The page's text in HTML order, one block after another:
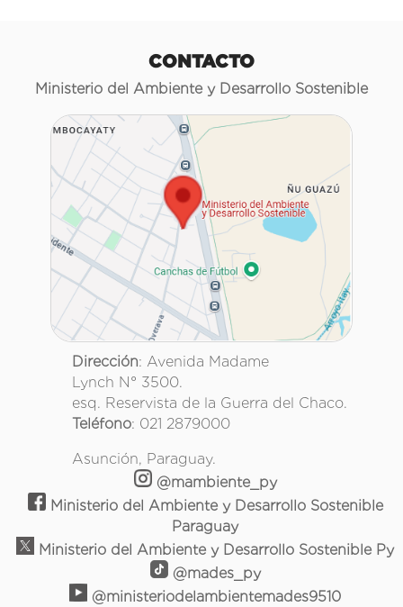
CONTACTO
Ministerio del Ambiente y Desarrollo Sostenible
Dirección: Avenida Madame
Lynch N° 3500.
esq. Reservista de la Guerra del Chaco.
Teléfono: 021 2879000
Asunción, Paraguay.
@mambiente_py
Ministerio del Ambiente y Desarrollo Sostenible
Paraguay
Ministerio del Ambiente y Desarrollo Sostenible Py
@mades_py
@ministeriodelambientemades9510